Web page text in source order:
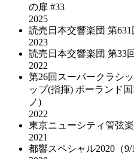
の扉 #33
2025
読売日本交響楽団 第
2023
読売日本交響楽団 第33
2022
第26回スーパークラシ
ップ(指揮) ポーランド
ノ)
2022
東京ニューシティ管弦
2021
都響スペシャル2020（9/